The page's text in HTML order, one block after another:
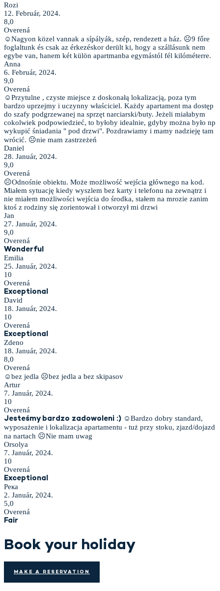
Rozi
12. Február, 2024.
8,0
Overená
☺Nagyon közel vannak a sípályák, szép, rendezett a ház. ☹9 főre
foglaltunk és csak az érkezéskor derült ki, hogy a szállásunk nem
egybe van, hanem két külön apartmanba egymástól fél kilóméterre.
Anna
6. Február, 2024.
9,0
Overená
☺Przytulne , czyste miejsce z doskonałą lokalizacją, poza tym
bardzo uprzejmy i uczynny właściciel. Każdy apartament ma dostęp
do szafy podgrzewanej na sprzęt narciarski/buty. Jeżeli miałabym
cokolwiek podpowiedzieć, to byłoby idealnie, gdyby można było np
wykupić śniadania " pod drzwi". Pozdrawiamy i mamy nadzieję tam
wrócić. ☹nie mam zastrzeżeń
Daniel
28. Január, 2024.
9,0
Overená
☹Odnośnie obiektu. Może możliwość wejścia głównego na kod.
Miałem sytuację kiedy wyszlem bez karty i telefonu na zewnątrz i
nie miałem możliwości wejścia do środka, stałem na mrozie zanim
ktoś z rodziny się zorientował i otworzył mi drzwi
Jan
27. Január, 2024.
9,0
Overená
Wonderful
Emilia
25. Január, 2024.
10
Overená
Exceptional
David
18. Január, 2024.
10
Overená
Exceptional
Zdeno
18. Január, 2024.
8,0
Overená
☺bez jedla ☹bez jedla a bez skipasov
Artur
7. Január, 2024.
10
Overená
Jesteśmy bardzo zadowoleni :) ☺Bardzo dobry standard,
wyposażenie i lokalizacja apartamentu - tuż przy stoku, zjazd/dojazd
na nartach ☹Nie mam uwag
Orsolya
7. Január, 2024.
10
Overená
Exceptional
Река
2. Január, 2024.
5,0
Overená
Fair
Book your holiday
MAKE A RESERVATION